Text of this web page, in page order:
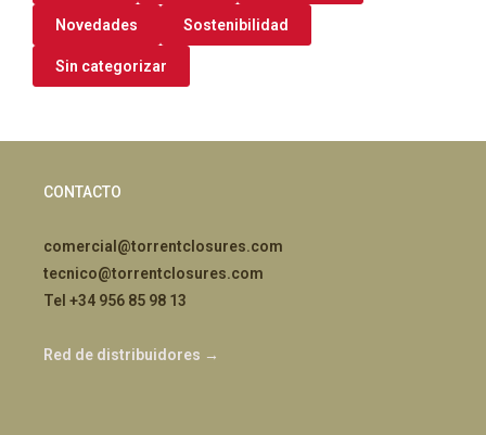
Novedades Sostenibilidad
Sin categorizar
CONTACTO
comercial@torrentclosures.com
tecnico@torrentclosures.com
Tel +34 956 85 98 13
Red de distribuidores →